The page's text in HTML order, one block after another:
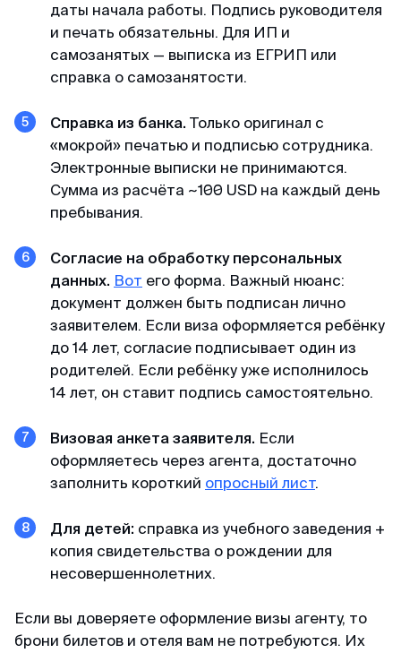
даты начала работы. Подпись руководителя
и печать обязательны. Для ИП и
самозанятых — выписка из ЕГРИП или
справка о самозанятости.
Справка из банка. Только оригинал с
«мокрой» печатью и подписью сотрудника.
Электронные выписки не принимаются.
Сумма из расчёта ~100 USD на каждый день
пребывания.
Согласие на обработку персональных
данных. Вот его форма. Важный нюанс:
документ должен быть подписан лично
заявителем. Если виза оформляется ребёнку
до 14 лет, согласие подписывает один из
родителей. Если ребёнку уже исполнилось
14 лет, он ставит подпись самостоятельно.
Визовая анкета заявителя. Если
оформляетесь через агента, достаточно
заполнить короткий опросный лист.
Для детей: справка из учебного заведения +
копия свидетельства о рождении для
несовершеннолетних.
Если вы доверяете оформление визы агенту, то
брони билетов и отеля вам не потребуются. Их